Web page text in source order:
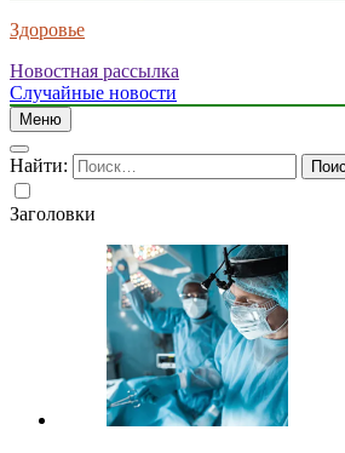
Здоровье
Новостная рассылка
Случайные новости
Меню
Найти:
Заголовки